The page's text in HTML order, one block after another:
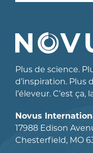
Plus de science.
d’inspiration. Plus
l’éleveur. C’est
Novus
17988 Edison
Chesterfield, MO